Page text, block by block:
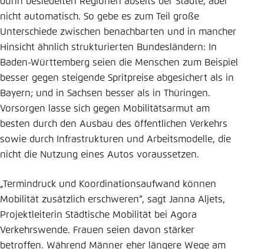
nicht automatisch. So gebe es zum Teil große
Unterschiede zwischen benachbarten und in mancher
Hinsicht ähnlich strukturierten Bundesländern: In
Baden-Württemberg seien die Menschen zum Beispiel
besser gegen steigende Spritpreise abgesichert als in
Bayern; und in Sachsen besser als in Thüringen.
Vorsorgen lasse sich gegen Mobilitätsarmut am
besten durch den Ausbau des öffentlichen Verkehrs
sowie durch Infrastrukturen und Arbeitsmodelle, die
nicht die Nutzung eines Autos voraussetzen.
„Termindruck und Koordinationsaufwand können
Mobilität zusätzlich erschweren“, sagt Janna Aljets,
Projektleiterin Städtische Mobilität bei Agora
Verkehrswende. Frauen seien davon stärker
betroffen. Während Männer eher längere Wege am